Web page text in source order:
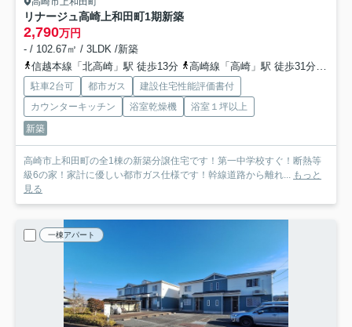
リナージュ高崎上和田町1期新築
2,790万円
- / 102.67㎡ / 3LDK /新築
信越本線「北高崎」駅 徒歩13分
高崎線「高崎」駅 徒歩31分
駐車2台可 都市ガス
建設住宅性能評価書付
カウンターキッチン
浴室乾燥機
浴室１坪以上
新築
高崎市上和田町の全1棟の新築分譲住宅です！第一中学校すぐ！断熱等
級6の家！家計に優しい都市ガス仕様です！幹線道路から離れ... もっと
見る
一棟アパート